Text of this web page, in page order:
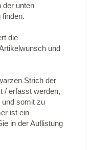
der unten
die
und
Strich der
/ erfasst werden,
somit zu
ist ein
in der Auflistung